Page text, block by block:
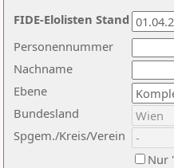
Nachname
Ebene
Personennummer
Bundesland
Spgem./Kreis/Verein
Nur
FIDE-Elolisten Stand